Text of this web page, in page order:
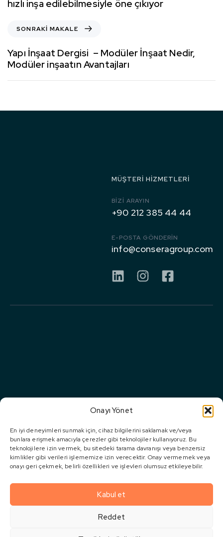
Onayı Yönet
En iyi deneyimleri sunmak için, cihaz bilgilerini saklamak ve/veya
bunlara erişmek amacıyla çerezler gibi teknolojiler kullanıyoruz. Bu
teknolojilere izin vermek, bu sitedeki tarama davranışı veya benzersiz
kimlikler gibi verileri işlememize izin verecektir. Onay vermemek veya
onayı geri çekmek, belirli özellikleri ve işlevleri olumsuz etkileyebilir.
Kabul et
Reddet
hızlı inşa edilebilmesiyle öne çıkıyor
SONRAKI MAKALE
Yapı İnşaat Dergisi – Modüler İnşaat Nedir,
Modüler inşaatın Avantajları
MÜŞTERI HIZMETLERI
BIZI ARAYIN
+90 212 385 44 44
E-POSTA GÖNDERİN
info@conseragroup.com
ÜR-Ge
Sosyal
Sorumluluk
Kariyer
Ürünler
Gayrimenkul
Geliştirme &
Yatırım
Kentsel
House
Akkon
Çelik
Sorulan
Sorular
Medya
Merkezi
İletişim
KVKK Aydınlatma
Metni
KVKK Başvuru
Formu
KVKK Ticari İleti
Site Worldwide